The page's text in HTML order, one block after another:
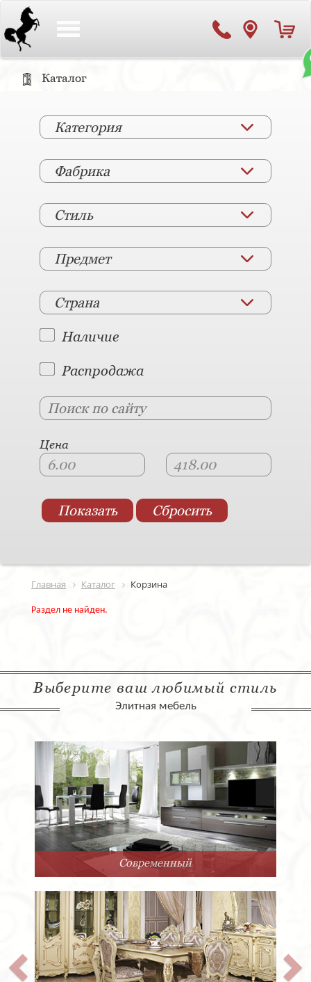
Каталог
Категория
Фабрика
Стиль
Предмет
Страна
Наличие
Распродажа
Цена
Главная Каталог Корзина
Раздел не найден.
Выберите ваш любимый стиль
Элитная мебель
Современный